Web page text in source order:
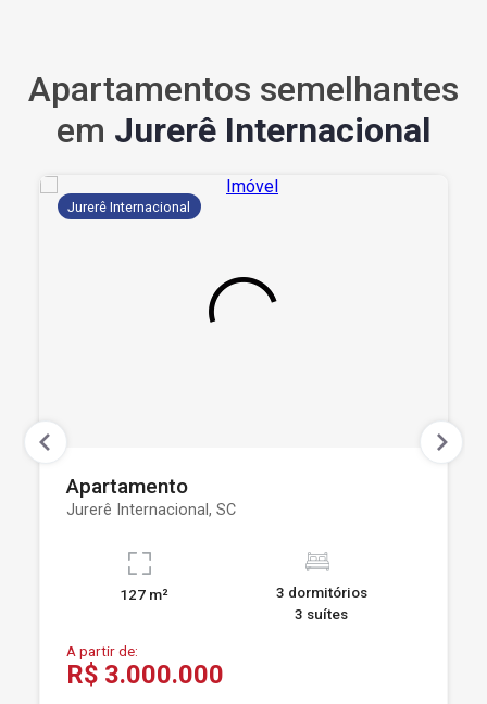
Apartamentos semelhantes
em Jurerê Internacional
Jurerê Internacional
Apartamento
Jurerê Internacional, SC
127 m²
3 dormitórios
3 suítes
A partir de:
R$ 3.000.000